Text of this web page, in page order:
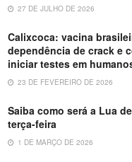
27 DE JULHO DE 2026
Calixcoca: vacina
dependência de crack e
iniciar testes em
23 DE FEVEREIRO DE 2026
Saiba como será a Lua
terça-feira
1 DE MARÇO DE 2026